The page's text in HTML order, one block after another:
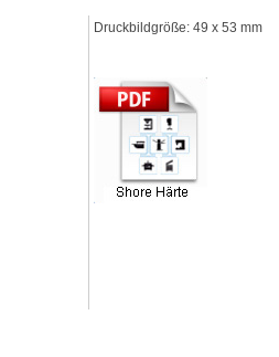
Druckbildgröße: 49 x 53 mm